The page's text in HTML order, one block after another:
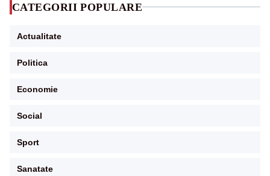
CATEGORII POPULARE
Actualitate
Politica
Economie
Social
Sport
Sanatate